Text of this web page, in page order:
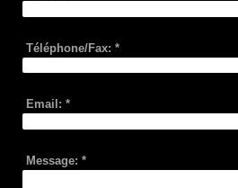
Téléphone/Fax: *
Email: *
Message: *